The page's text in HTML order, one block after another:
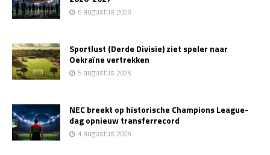
6 augustus 2026
Sportlust (Derde Divisie) ziet speler naar
Oekraïne vertrekken
5 augustus 2026
NEC breekt op historische Champions League-
dag opnieuw transferrecord
4 augustus 2026